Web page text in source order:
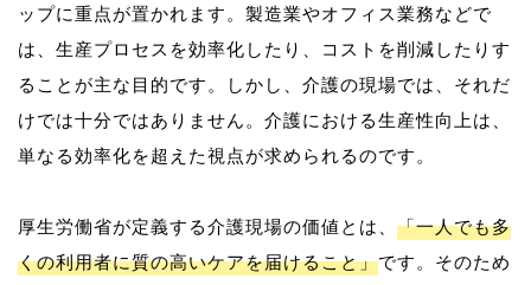
ップに重点が置かれます。製造業やオフィス業務などで
は、生産プロセスを効率化したり、コストを削減したりす
ることが主な目的です。しかし、介護の現場では、それだ
けでは十分ではありません。介護における生産性向上は、
単なる効率化を超えた視点が求められるのです。
厚生労働省が定義する介護現場の価値とは、 「一人でも多
くの利用者に質の高いケアを届けること」です。そのため